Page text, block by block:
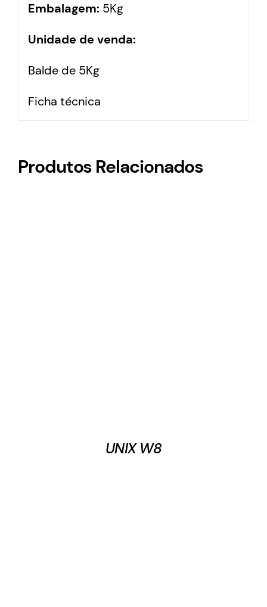
Embalagem: 5Kg
Unidade de venda:
Balde de 5Kg
Ficha técnica
Produtos Relacionados
UNIX W8